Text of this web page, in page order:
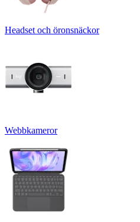
Headset och öronsnäckor
Webbkameror